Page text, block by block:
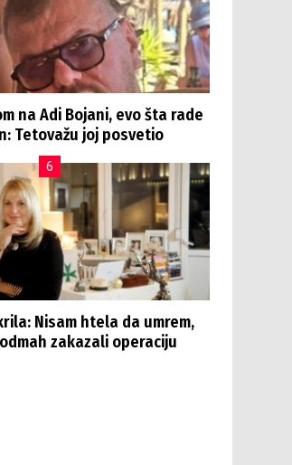
na Adi Bojani, evo šta rade
Tetovažu joj posvetio
Nisam htela da umrem,
zakazali operaciju